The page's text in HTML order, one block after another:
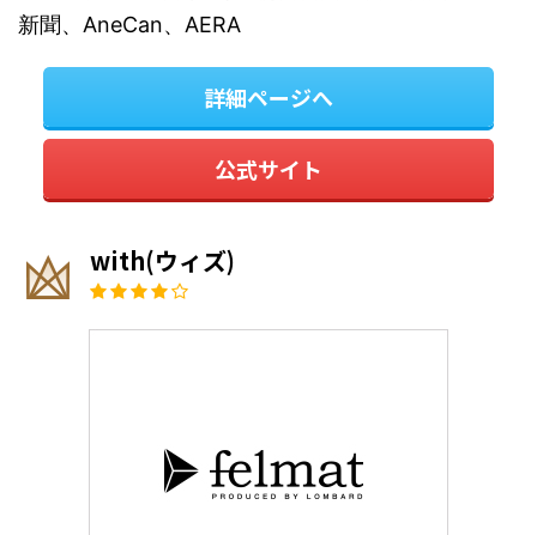
新聞、AneCan、AERA
詳細ページへ
公式サイト
with(ウィズ)